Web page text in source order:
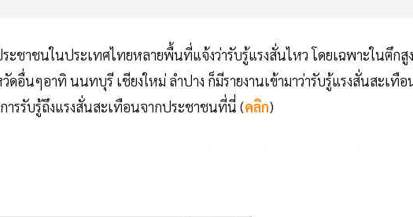
ชาชนในประเทศไทยหลายพื้นที่แจ้งว่ารับรู้แรงสั่นไหว โดยเฉพาะในตึกสูง
อื่นๆอาทิ นนทบุรี เชียงใหม่ ลำปาง ก็มีรายงานเข้ามาว่ารับรู้แรงสั่นสะเทือ
ารรับรู้ถึงแรงสั่นสะเทือนจากประชาชนที่นี่ (คลิก)